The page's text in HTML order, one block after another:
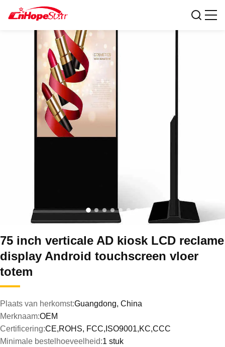
75 inch verticale AD kiosk LCD reclame
display Android touchscreen vloer
totem
Plaats van herkomst:Guangdong, China
Merknaam:OEM
Certificering:CE,ROHS, FCC,ISO9001,KC,CCC
Minimale bestelhoeveelheid:1 stuk